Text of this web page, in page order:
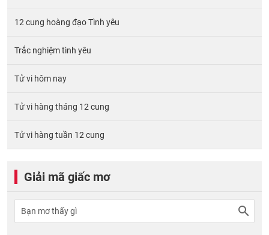
12 cung hoàng đạo Tình yêu
Trắc nghiệm tình yêu
Tử vi hôm nay
Tử vi hàng tháng 12 cung
Tử vi hàng tuần 12 cung
Giải mã giấc mơ